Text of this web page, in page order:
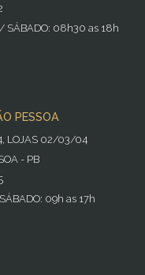
SÁBADO: 08h30 as 18h
PESSOA
LOJAS 02/03/04
- PB
09h as 17h